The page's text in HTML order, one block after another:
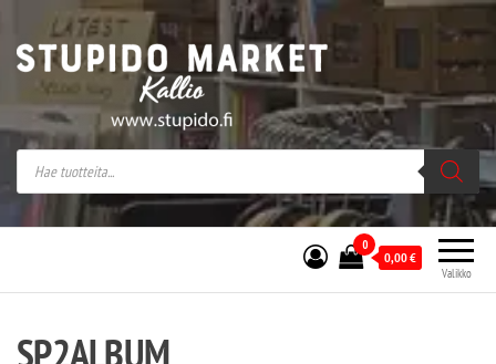
Stupido Market – verkossa ja kivijalassa
Stupido Market on vaihtoehtomusaan
erikoistunut verkko- sekä
kivijalkakauppa Helsingissä Kallion
sydämessä.
Valikko
0
0,00€
SP2ALBUM